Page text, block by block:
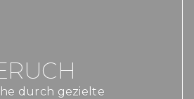
durch gezielte